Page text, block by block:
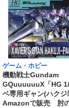
ゲーム・ホビー
機動戦士Gundam
GQuuuuuuX「HG
ベ専用ギャン(ハクジ
Amazonで販売 肘